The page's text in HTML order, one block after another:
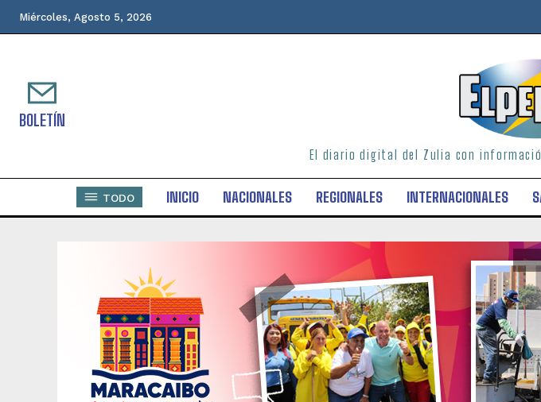
Miércoles, Agosto 5, 2026
BOLETÍN
El diario digital del Zulia con
TODO INICIO NACIONALES REGIONALES INTERNACIONALES